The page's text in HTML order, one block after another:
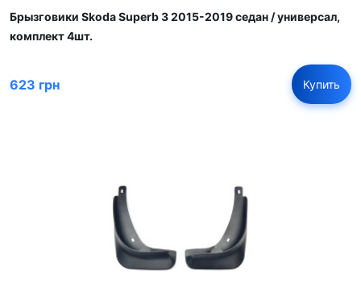
Брызговики Skoda Superb 3 2015-2019 cедан / универсал,
комплект 4шт.
623 грн Купить